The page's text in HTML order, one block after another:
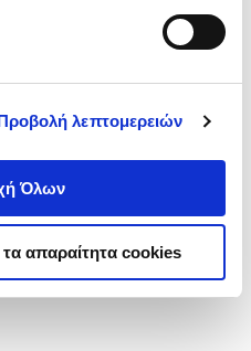
λεπτομερειών
Όλων
απαραίτητα cookies